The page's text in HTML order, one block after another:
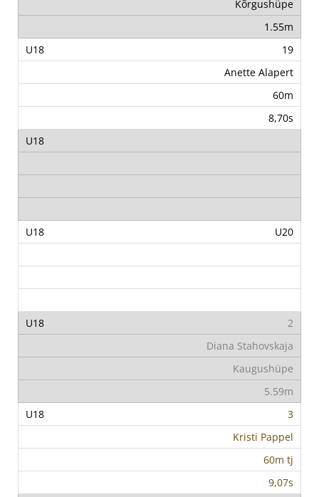
Kõrgushüpe
1.55m
19
Anette Alapert
60m
8,70s
U20
2
Diana Stahovskaja
Kaugushüpe
5.59m
3
Kristi Pappel
60m tj
9,07s